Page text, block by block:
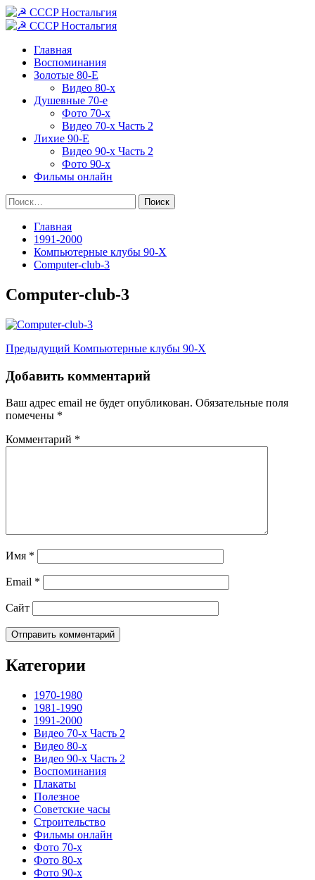
Перейти
к
Основное
Главная
Воспоминания
Золотые 80-Е
Видео 80-х
Душевные 70-е
Фото 70-х
Видео 70-х Часть 2
Лихие 90-Е
Видео 90-х Часть 2
Фото 90-х
Фильмы онлайн
Найти:
Главная
1991-2000
Компьютерные клубы 90-Х
Computer-club-3
Computer-club-3
Навигация
записи
Предыдущий Компьютерные клубы 90-Х
Добавить комментарий
Ваш адрес email не будет опубликован. Обязательные поля
помечены *
Комментарий *
Имя *
Email *
Сайт
Категории
1970-1980
1981-1990
1991-2000
Видео 70-х Часть 2
Видео 80-х
Видео 90-х Часть 2
Воспоминания
Плакаты
Полезное
Советские часы
Строительство
Фильмы онлайн
Фото 70-х
Фото 80-х
Фото 90-х